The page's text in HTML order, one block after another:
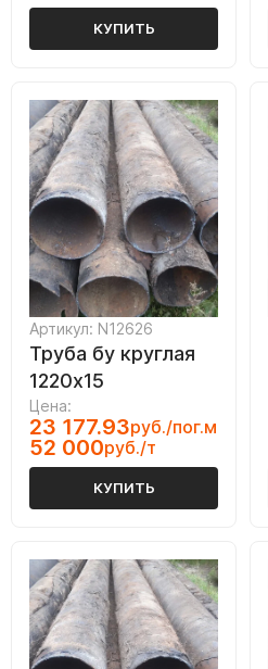
КУПИТЬ
Артикул: N12626
Труба бу круглая
1220х15
Цена:
23 177.93руб./пог.м
52 000руб./т
КУПИТЬ